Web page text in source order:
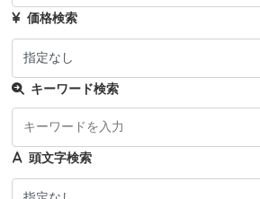
価格検索
キーワード検索
頭文字検索